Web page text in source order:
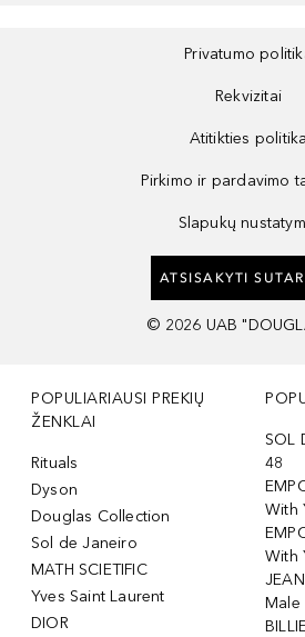
Privatumo
Rekvizitai
Atitikties politika
Pirkimo ir pardavimo
Slapukų
ATSISAKYTI
© 2026 UAB
POPULIARIAUSI PREKIŲ
ŽENKLAI
Rituals
Dyson
Douglas Collection
Sol de Janeiro
MATH SCIETIFIC
Yves Saint Laurent
DIOR
SOL
48
With
With
Male